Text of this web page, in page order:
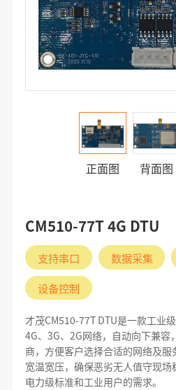
正面图 背面图
CM510-77T 4G DTU
支持串口 数据采集
设备控制
才茂CM510-77T DTU是一款工业
4G、3G、2G网络，自动向下兼容
商，方便客户选择合适的网络及服
宽温宽压，确保恶劣无人值守现
电力级标准和工业用户的需求。